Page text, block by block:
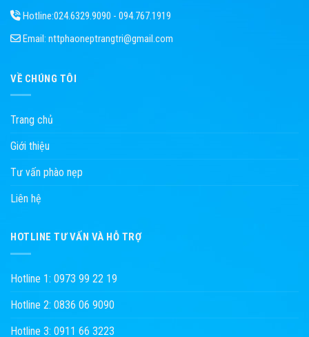
Hotline:024.6329.9090 - 094.767.1919
Email: nttphaoneptrangtri@gmail.com
VỀ CHÚNG TÔI
Trang chủ
Giới thiệu
Tư vấn phào nẹp
Liên hệ
HOTLINE TƯ VẤN VÀ HỖ TRỢ
Hotline 1: 0973 99 22 19
Hotline 2: 0836 06 9090
Hotline 3: 0911 66 3223